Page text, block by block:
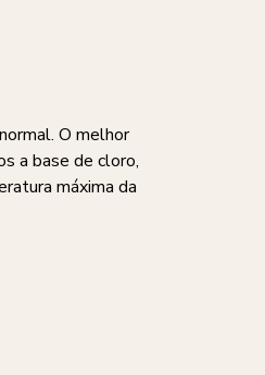
O melhor
a base de cloro,
máxima da